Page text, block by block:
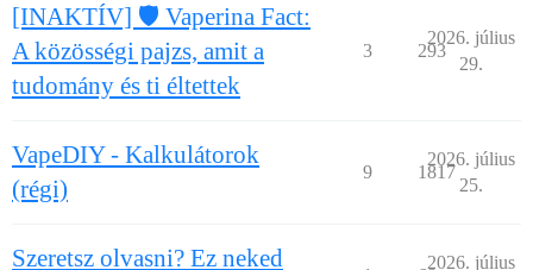
[INAKTÍV] 🛡️ Vaperina Fact:
A közösségi pajzs, amit a
tudomány és ti éltettek
3 293
2026. július
29.
VapeDIY - Kalkulátorok
(régi)
9 1817
2026. július
25.
Szeretsz olvasni? Ez neked
2026. július